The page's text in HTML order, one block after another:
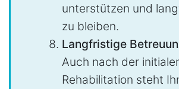
unterstützen und
zu bleiben.
Langfristige
Auch nach der
Rehabilitation steht